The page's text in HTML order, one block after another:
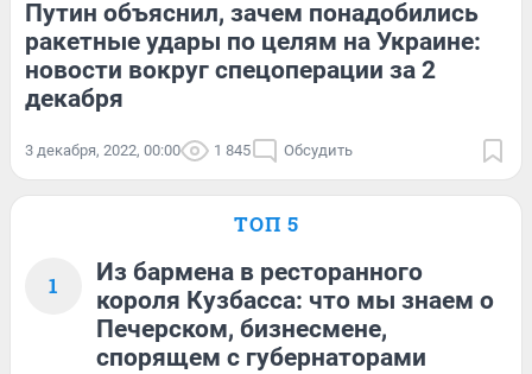
Путин объяснил, зачем понадобились
ракетные удары по целям на Украине:
новости вокруг спецоперации за 2
декабря
3 декабря, 2022, 00:00 1 845 Обсудить
ТОП 5
1
Из бармена в ресторанного
короля Кузбасса: что мы знаем о
Печерском, бизнесмене,
спорящем с губернаторами